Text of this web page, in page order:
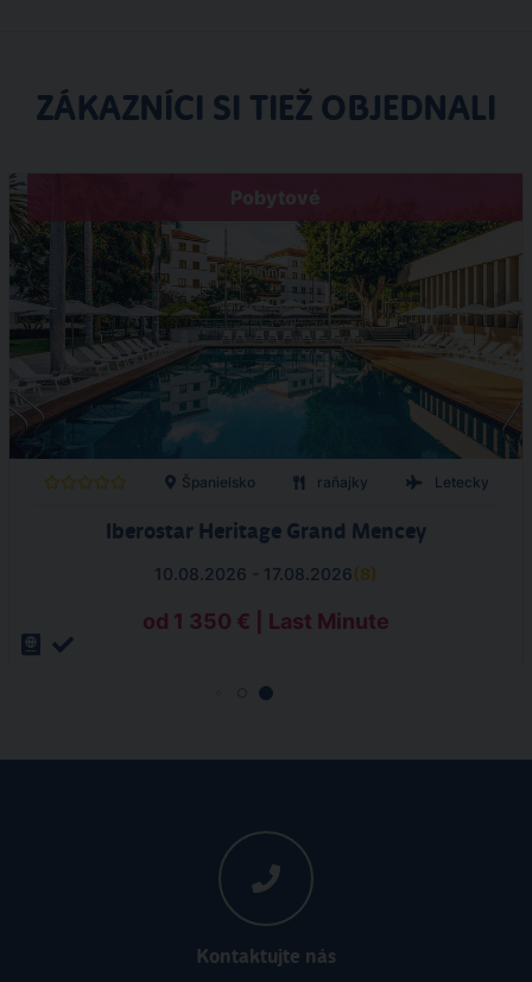
ZÁKAZNÍCI SI TIEŽ OBJEDNALI
Pobytové
Španielsko raňajky Letecky
Iberostar Heritage Grand Mencey
10.08.2026 - 17.08.2026(8)
od 1 350 € | Last Minute
Kontaktujte nás